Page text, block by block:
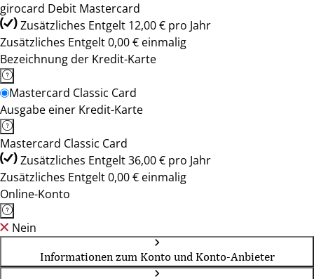
girocard Debit Mastercard
Zusätzliches Entgelt 12,00 € pro Jahr
Zusätzliches Entgelt 0,00 € einmalig
Bezeichnung der Kredit-Karte
Mastercard Classic Card
Ausgabe einer Kredit-Karte
Mastercard Classic Card
Zusätzliches Entgelt 36,00 € pro Jahr
Zusätzliches Entgelt 0,00 € einmalig
Online-Konto
Nein
Informationen zum Konto und Konto-Anbieter